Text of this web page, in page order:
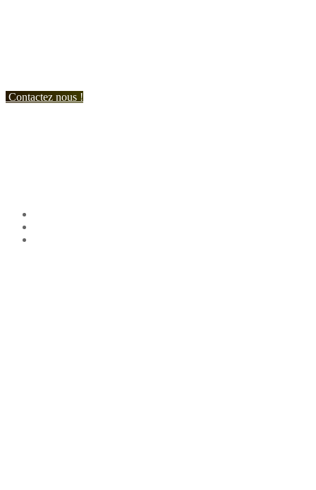
Contactez nous !